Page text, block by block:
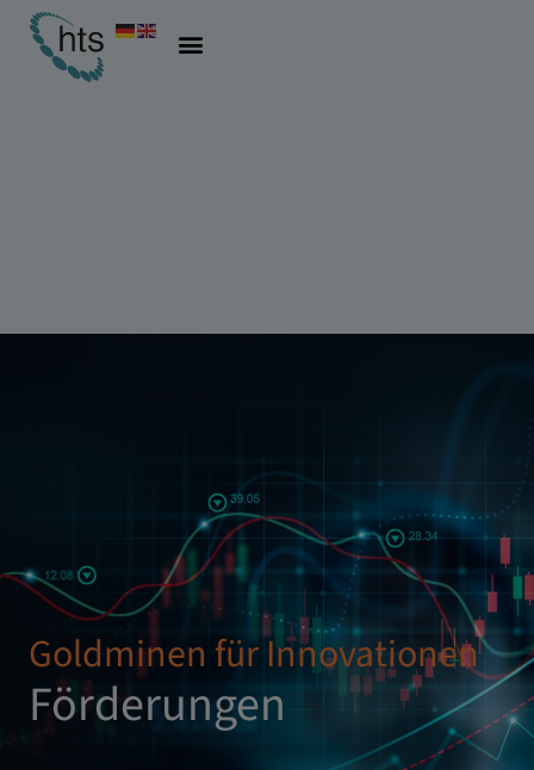
Goldminen für Innovationen
Förderungen